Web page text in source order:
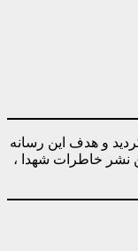
گردید و هدف این رسانه
نشر خاطرات شهدا ،